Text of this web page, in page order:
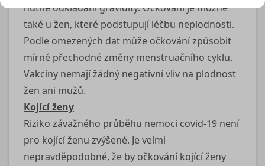
nutné odkládání gravidity. Očkování je možné
také u žen, které podstupují léčbu neplodnosti.
Podle omezených dat může očkování způsobit
mírné přechodné změny menstruačního cyklu.
Vakcíny nemají žádný negativní vliv na plodnost
žen ani mužů.
Kojící ženy
Riziko závažného průběhu nemoci covid-19 není
pro kojící ženu zvýšené. Je velmi
nepravděpodobné, že by očkování kojící ženy